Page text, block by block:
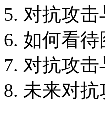
5. 对抗攻
6. 如何看
7. 对抗攻
8. 未来对